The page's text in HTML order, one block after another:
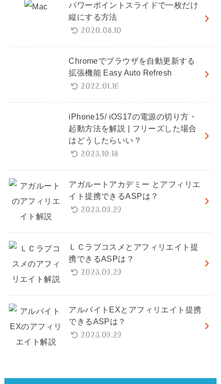
パワーポイントスライドで一枚だけ
縦にする方法
2020.08.10
Chromeでブラウザを自動更新する
拡張機能 Easy Auto Refresh
2022.01.16
iPhone15/ iOS17の電源の切り方・
起動方法を解説 | フリーズした場合
はどうしたらいい？
2023.10.18
アガルートアカデミー とアフィリエ
イト提携できるASPは？
2023.09.29
ＬＣラブコスメとアフィリエイト提
携できるASPは？
2023.09.29
アルバイトEXとアフィリエイト提携
できるASPは？
2023.09.29